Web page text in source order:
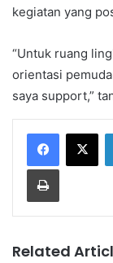
kegiatan yang
“Untuk ruang
orientasi
saya support,”
Print
Related